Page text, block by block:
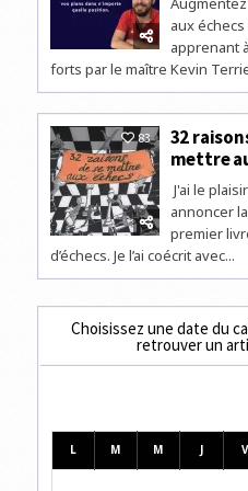
aux
apprenant
forts par le maître Kevin
83
32
mettre
J'ai le
annoncer
premier
d’échecs. Je l’ai coécrit avec...
Choisissez une date du
retrouver un
L M M J V